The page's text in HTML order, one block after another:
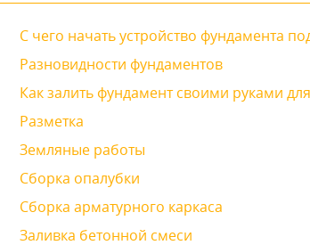
С чего начать устройство фундамента
Разновидности фундаментов
Как залить фундамент своими руками
Разметка
Земляные работы
Сборка опалубки
Сборка арматурного каркаса
Заливка бетонной смеси